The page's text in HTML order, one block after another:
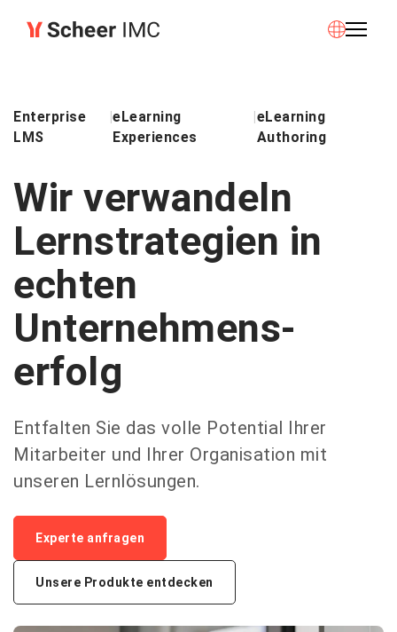
Enterprise
LMS
|eLearning
Experiences
|eLearning
Authoring
Wir verwandeln
Lernstrategien in
echten
Unternehmens­
erfolg
Entfalten Sie das volle Potential Ihrer
Mitarbeiter und Ihrer Organisation mit
unseren Lernlösungen.
Experte anfragen
Unsere Produkte entdecken